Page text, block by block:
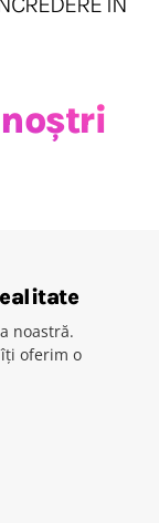
noastră.
oferim o